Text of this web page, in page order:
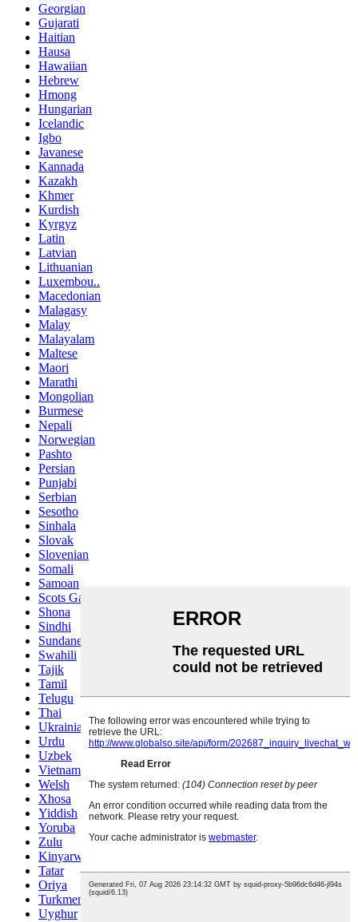
Georgian
Gujarati
Haitian
Hausa
Hawaiian
Hebrew
Hmong
Hungarian
Icelandic
Igbo
Javanese
Kannada
Kazakh
Khmer
Kurdish
Kyrgyz
Latin
Latvian
Lithuanian
Luxembou..
Macedonian
Malagasy
Malay
Malayalam
Maltese
Maori
Marathi
Mongolian
Burmese
Nepali
Norwegian
Pashto
Persian
Punjabi
Serbian
Sesotho
Sinhala
Slovak
Slovenian
Somali
Samoan
Scots Gaelic
Shona
Sindhi
Sundanese
Swahili
Tajik
Tamil
Telugu
Thai
Ukrainian
Urdu
Uzbek
Vietnamese
Welsh
Xhosa
Yiddish
Yoruba
Zulu
Kinyarwanda
Tatar
Oriya
Turkmen
Uyghur